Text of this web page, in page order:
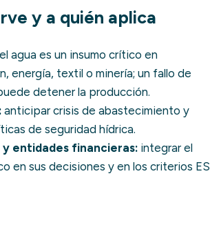
y a quién aplica
el agua es un insumo crítico en
energía, textil o minería; un fallo de
detener la producción.
anticipar crisis de abastecimiento y
de seguridad hídrica.
y entidades financieras: integrar el
en sus decisiones y en los criterios